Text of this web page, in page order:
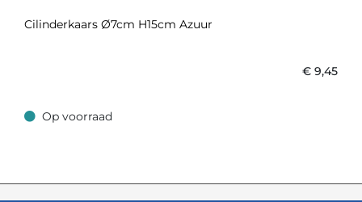
Cilinderkaars Ø7cm H15cm Azuur
€ 9,45
Op voorraad
Op voorraad